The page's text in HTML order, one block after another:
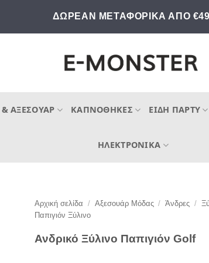
ΔΩΡΕΑΝ ΜΕΤΑΦΟΡΙΚΑ ΑΠΟ €49
ΑΞΕΣΟΥΆΡ ΚΑΠΝΟΘΉΚΕΣ ΕΊΔΗ ΠΆΡΤΥ
ΗΛΕΚΤΡΟΝΙΚΆ
Αρχική σελίδα / Αξεσουάρ Μόδας / Άνδρες /
Παπιγιόν Ξύλινο
Ανδρικό Ξύλινο Παπιγιόν Golf